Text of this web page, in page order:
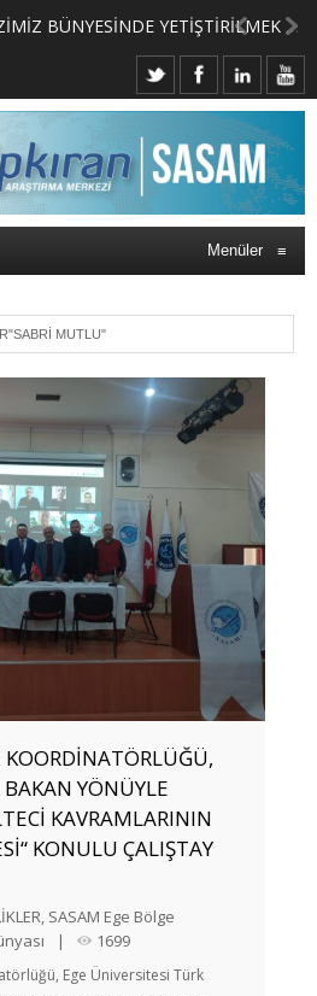
MERKEZİMİZ BÜNYESİNDE YETİŞTİRİLMEK ÜZERE GÖNÜLLÜ ÜLKE MASASI UZMANI VE UZMAN ADAYLARI ARIYORUZ
Menüler ≡
MUTLU"
KOORDİNATÖRLÜĞÜ,
YÖNÜYLE
KAVRAMLARININ
KONULU ÇALIŞTAY
, SASAM Ege Bölge
| 1699
Ege Üniversitesi Türk